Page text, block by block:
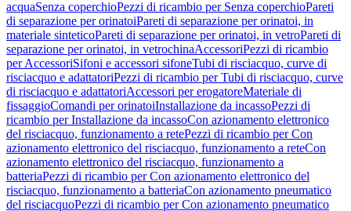
acquaSenza coperchioPezzi di ricambio per Senza coperchioPareti
di separazione per orinatoiPareti di separazione per orinatoi, in
materiale sinteticoPareti di separazione per orinatoi, in vetroPareti di
separazione per orinatoi, in vetrochinaAccessoriPezzi di ricambio
per AccessoriSifoni e accessori sifoneTubi di risciacquo, curve di
risciacquo e adattatoriPezzi di ricambio per Tubi di risciacquo, curve
di risciacquo e adattatoriAccessori per erogatoreMateriale di
fissaggioComandi per orinatoiInstallazione da incassoPezzi di
ricambio per Installazione da incassoCon azionamento elettronico
del risciacquo, funzionamento a retePezzi di ricambio per Con
azionamento elettronico del risciacquo, funzionamento a reteCon
azionamento elettronico del risciacquo, funzionamento a
batteriaPezzi di ricambio per Con azionamento elettronico del
risciacquo, funzionamento a batteriaCon azionamento pneumatico
del risciacquoPezzi di ricambio per Con azionamento pneumatico